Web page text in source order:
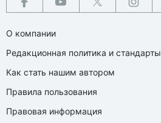
О компании
Редакционная политика и стандарты
Как стать нашим автором
Правила пользования
Правовая информация